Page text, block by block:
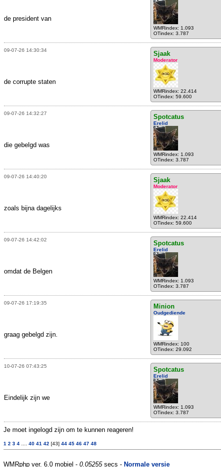
WMRindex: 1.093
OTindex: 3.787
de president van
09-07-26 14:30:34 Sjaak
Moderator
WMRindex: 22.414
OTindex: 59.600
de corrupte staten
09-07-26 14:32:27 Spotcatus
Erelid
WMRindex: 1.093
OTindex: 3.787
die gebelgd was
09-07-26 14:40:20 Sjaak
Moderator
WMRindex: 22.414
OTindex: 59.600
zoals bijna dagelijks
09-07-26 14:42:02 Spotcatus
Erelid
WMRindex: 1.093
OTindex: 3.787
omdat de Belgen
09-07-26 17:19:35 Minion
Oudgediende
WMRindex: 100
OTindex: 29.092
graag gebelgd zijn.
10-07-26 07:43:25 Spotcatus
Erelid
WMRindex: 1.093
OTindex: 3.787
Eindelijk zijn we
Je moet ingelogd zijn om te kunnen reageren!
1 2 3 4 40 41 42 [43] 44 45 46 47 48
WMRphp ver. 6.0 mobiel - 0.05255secs - Normale versie